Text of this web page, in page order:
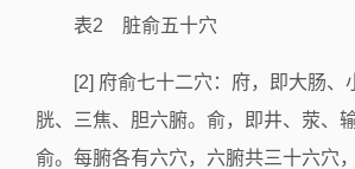
表2 脏俞五十穴
[2] 府俞七十二穴：府，即大肠、
胱、三焦、胆六腑。俞，即井、荥、
俞。每腑各有六穴，六腑共三十六穴